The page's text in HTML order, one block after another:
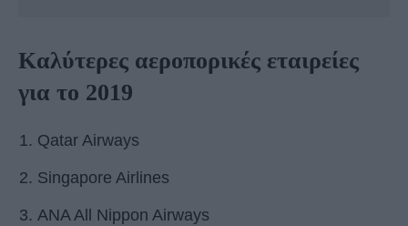
Καλύτερες αεροπορικές εταιρείες
για το 2019
Qatar Airways
Singapore Airlines
ANA All Nippon Airways